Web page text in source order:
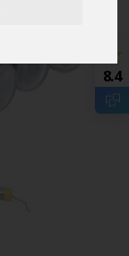
8.4